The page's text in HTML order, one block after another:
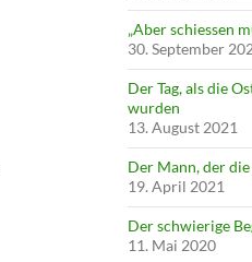
„Aber schiessen
30. September
Der Tag, als die
wurden
13. August 2021
Der Mann, der
19. April 2021
Der schwierige
11. Mai 2020